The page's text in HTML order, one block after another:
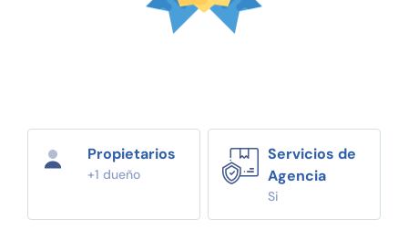
Propietarios
+1 dueño
Servicios de
Agencia
Si